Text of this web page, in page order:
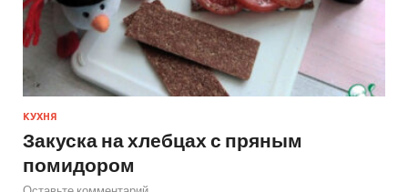
КУХНЯ
Закуска на хлебцах с пряным
помидором